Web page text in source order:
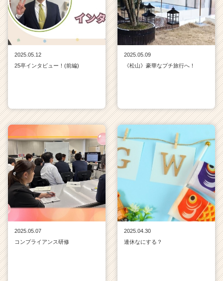
2025.05.12
25卒インタビュー！(前編)
2025.05.09
《松山》豪華なプチ旅行へ！
2025.05.07
コンプライアンス研修
2025.04.30
連休なにする？